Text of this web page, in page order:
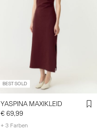
BEST SOLD
YASPINA MAXIKLEID
€ 69,99
+ 3 Farben